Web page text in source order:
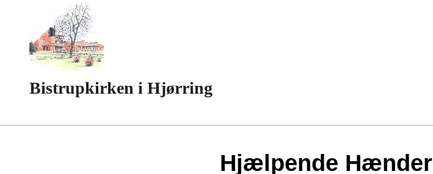
Bistrupkirken i Hjørring
Hjælpende Hænder